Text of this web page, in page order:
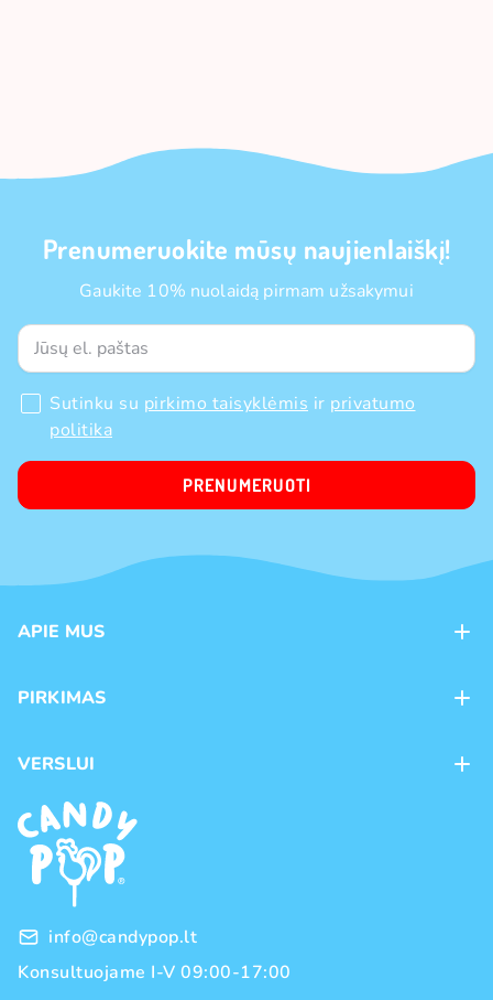
Prenumeruokite mūsų naujienlaiškį!
Gaukite 10% nuolaidą pirmam užsakymui
Sutinku su pirkimo taisyklėmis ir privatumo
politika
PRENUMERUOTI
APIE MUS
Kontaktai
Naujienos
Prekių ženklai
PIRKIMAS
Pristatymas
Prekių grąžinimas ir keitimas
Pirkimo taisyklės
Privatumo politika
VERSLUI
Franšizė
Didmeninė prekyba
info@candypop.lt
Konsultuojame I-V 09:00-17:00